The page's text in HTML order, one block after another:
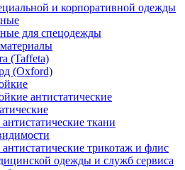
и корпоративной одежды
для спецодежды
(Taffeta)
(Oxford)
антистатические
ткани
трикотаж и флис
одежды и служб сервиса